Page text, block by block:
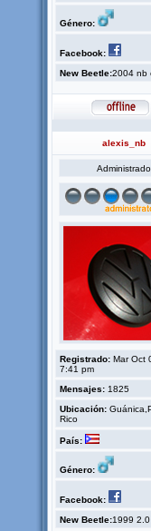
Género:
Facebook:
New Beetle:2004 nb
alexis_nb
Registrado: Mar Oct
7:41 pm
Mensajes: 1825
Ubicación:
Rico
País:
Género:
Facebook:
New Beetle:1999